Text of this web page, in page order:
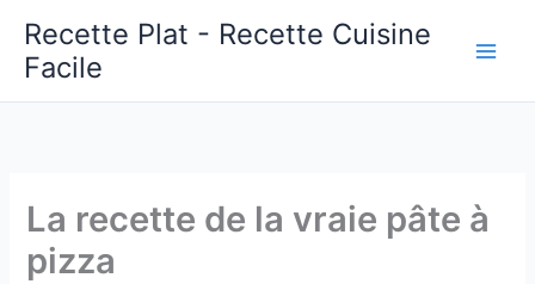
contenu
Recette Plat - Recette Cuisine
Facile
La recette de la vraie pâte à
pizza